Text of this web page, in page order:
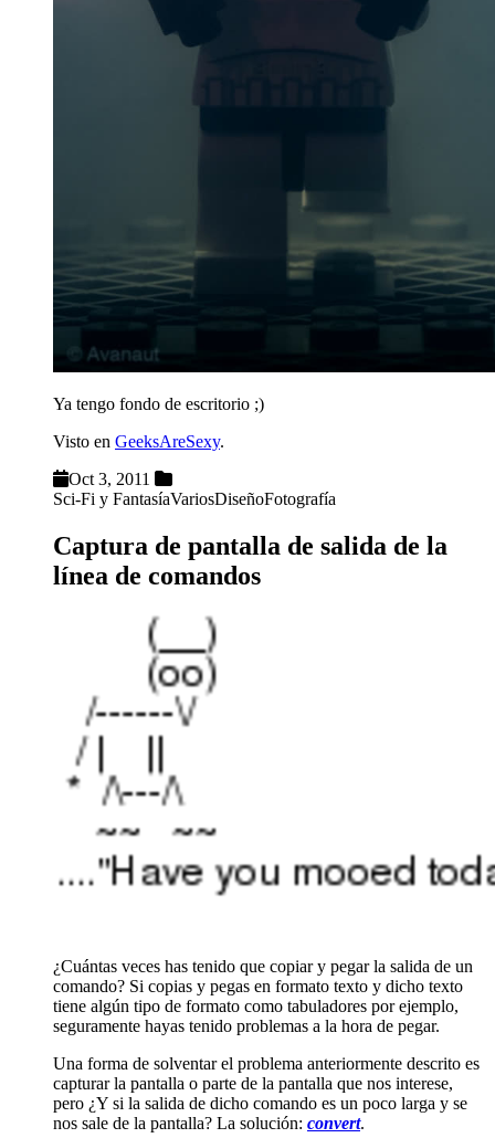
Ya tengo fondo de escritorio ;)
Visto en GeeksAreSexy.
Oct 3, 2011
Sci-Fi y FantasíaVariosDiseñoFotografía
Captura de pantalla de salida de la
línea de comandos
¿Cuántas veces has tenido que copiar y pegar la salida de un
comando? Si copias y pegas en formato texto y dicho texto
tiene algún tipo de formato como tabuladores por ejemplo,
seguramente hayas tenido problemas a la hora de pegar.
Una forma de solventar el problema anteriormente descrito es
capturar la pantalla o parte de la pantalla que nos interese,
pero ¿Y si la salida de dicho comando es un poco larga y se
nos sale de la pantalla? La solución: convert.